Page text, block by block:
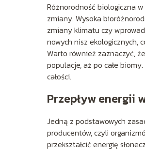
Różnorodność biologiczna
zmiany. Wysoka
zmiany klimatu czy
nowych nisz ekologicznych,
Warto również zaznaczyć,
populacje, aż po całe
całości.
Przepływ energii
Jedną z podstawowych
producentów, czyli
przekształcić energię